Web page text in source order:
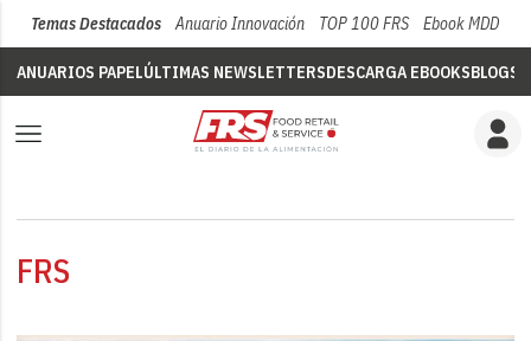
Temas Destacados Anuario Innovación TOP 100 FRS Ebook MDD
ANUARIOS PAPELÚLTIMAS NEWSLETTERSDESCARGA EBOOKSBLOGS
FRS